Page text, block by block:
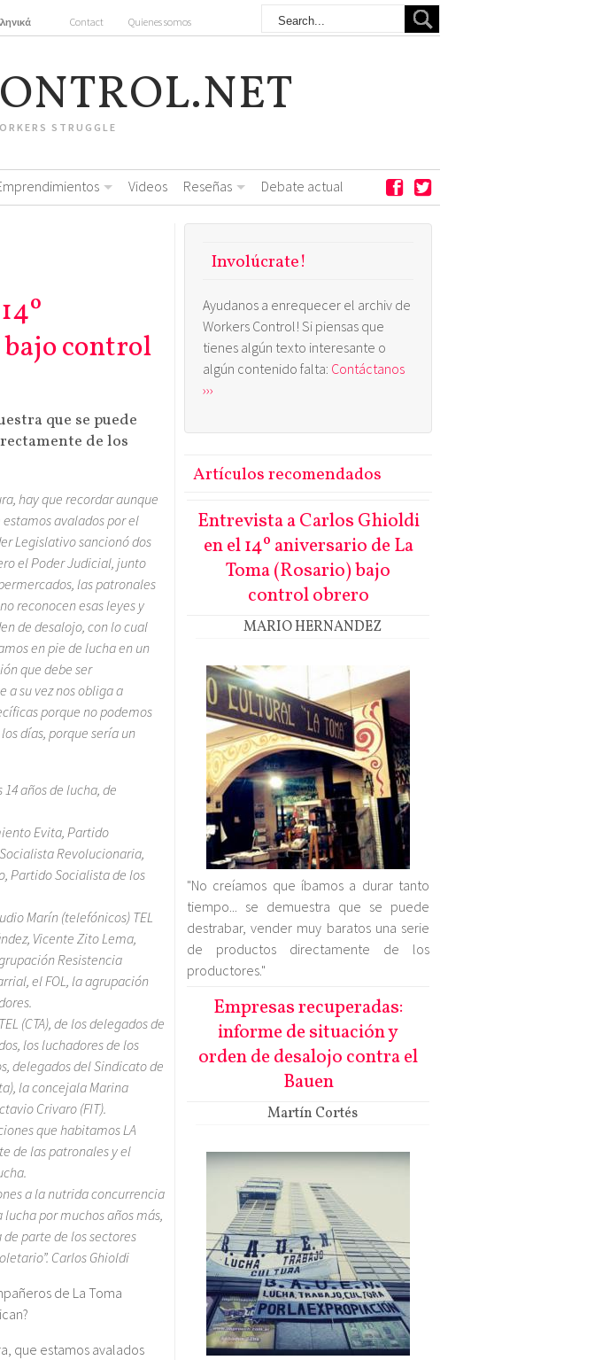
Contact Quienes somos
STRUGGLE
Videos Reseñas Debate actual
bajo control
que se puede
de los
hay que recordar aunque
avalados por el
Legislativo sancionó dos
el Poder Judicial, junto
las patronales
reconocen esas leyes y
de desalojo, con lo cual
en pie de lucha en un
que debe ser
a su vez nos obliga a
porque no podemos
días, porque sería un
años de lucha, de
Evita, Partido
Revolucionaria,
Partido Socialista de los
Marín (telefónicos) TEL
Vicente Zito Lema,
Resistencia
el FOL, la agrupación
(CTA), de los delegados de
los luchadores de los
delegados del Sindicato de
la concejala Marina
Crivaro (FIT).
que habitamos LA
de las patronales y el
a la nutrida concurrencia
por muchos años más,
parte de los sectores
Carlos Ghioldi
de La Toma
que estamos avalados
Involúcrate!
Ayudanos a enrequecer el archiv de
Workers Control! Si piensas que
tienes algún texto interesante o
algún contenido falta: Contáctanos
›››
Artículos recomendados
Entrevista a Carlos Ghioldi
en el 14º aniversario de La
Toma (Rosario) bajo
control obrero
MARIO HERNANDEZ
"No creíamos que íbamos a durar tanto
tiempo... se demuestra que se puede
destrabar, vender muy baratos una serie
de productos directamente de los
productores."
Empresas recuperadas:
informe de situación y
orden de desalojo contra el
Bauen
Martín Cortés